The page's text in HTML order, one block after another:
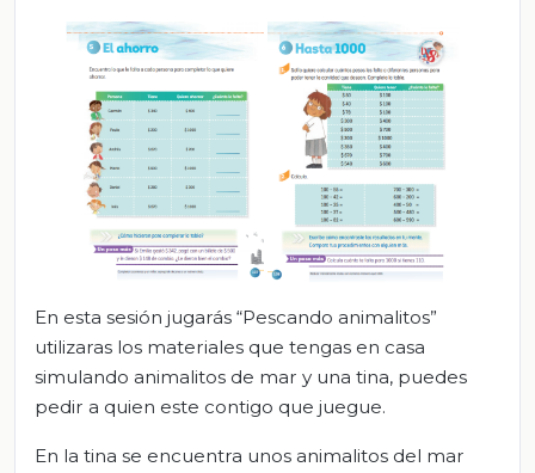
En esta sesión jugarás “Pescando animalitos”
utilizaras los materiales que tengas en casa
simulando animalitos de mar y una tina, puedes
pedir a quien este contigo que juegue.
En la tina se encuentra unos animalitos del mar